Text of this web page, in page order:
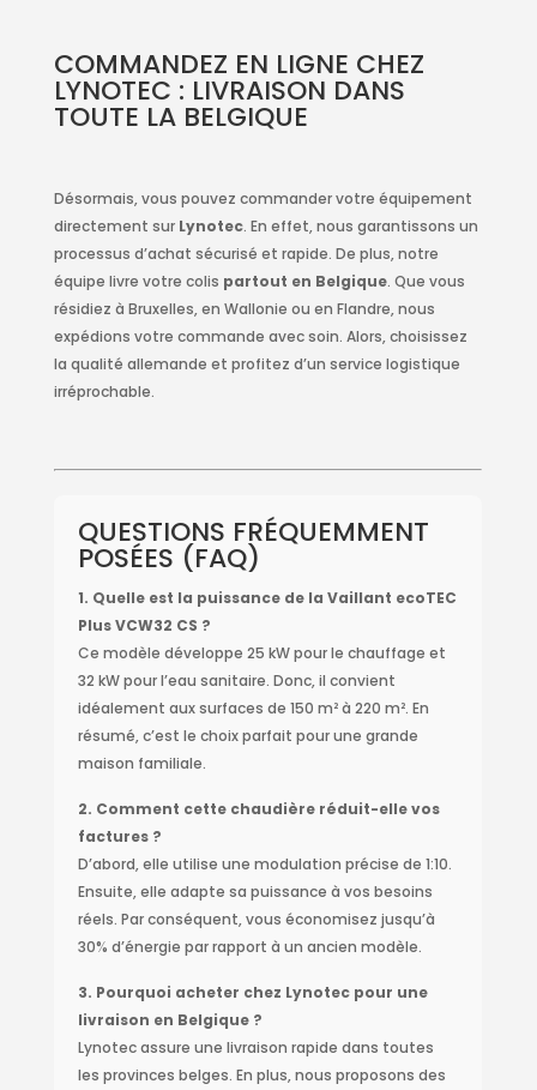
COMMANDEZ EN LIGNE CHEZ
LYNOTEC : LIVRAISON DANS
TOUTE LA BELGIQUE
Désormais, vous pouvez commander votre équipement
directement sur Lynotec. En effet, nous garantissons un
processus d’achat sécurisé et rapide. De plus, notre
équipe livre votre colis partout en Belgique. Que vous
résidiez à Bruxelles, en Wallonie ou en Flandre, nous
expédions votre commande avec soin. Alors, choisissez
la qualité allemande et profitez d’un service logistique
irréprochable.
QUESTIONS FRÉQUEMMENT
POSÉES (FAQ)
1. Quelle est la puissance de la Vaillant ecoTEC
Plus VCW32 CS ?
Ce modèle développe 25 kW pour le chauffage et
32 kW pour l’eau sanitaire. Donc, il convient
idéalement aux surfaces de 150 m² à 220 m². En
résumé, c’est le choix parfait pour une grande
maison familiale.
2. Comment cette chaudière réduit-elle vos
factures ?
D’abord, elle utilise une modulation précise de 1:10.
Ensuite, elle adapte sa puissance à vos besoins
réels. Par conséquent, vous économisez jusqu’à
30% d’énergie par rapport à un ancien modèle.
3. Pourquoi acheter chez Lynotec pour une
livraison en Belgique ?
Lynotec assure une livraison rapide dans toutes
les provinces belges. En plus, nous proposons des